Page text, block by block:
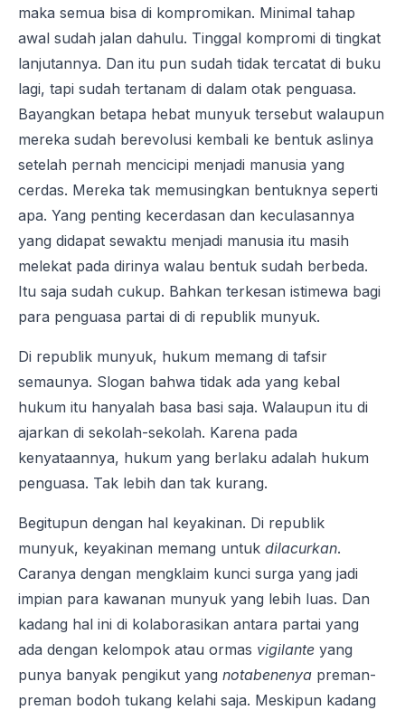
maka semua bisa di kompromikan. Minimal tahap
awal sudah jalan dahulu. Tinggal kompromi di tingkat
lanjutannya. Dan itu pun sudah tidak tercatat di buku
lagi, tapi sudah tertanam di dalam otak penguasa.
Bayangkan betapa hebat munyuk tersebut walaupun
mereka sudah berevolusi kembali ke bentuk aslinya
setelah pernah mencicipi menjadi manusia yang
cerdas. Mereka tak memusingkan bentuknya seperti
apa. Yang penting kecerdasan dan keculasannya
yang didapat sewaktu menjadi manusia itu masih
melekat pada dirinya walau bentuk sudah berbeda.
Itu saja sudah cukup. Bahkan terkesan istimewa bagi
para penguasa partai di di republik munyuk.
Di republik munyuk, hukum memang di tafsir
semaunya. Slogan bahwa tidak ada yang kebal
hukum itu hanyalah basa basi saja. Walaupun itu di
ajarkan di sekolah-sekolah. Karena pada
kenyataannya, hukum yang berlaku adalah hukum
penguasa. Tak lebih dan tak kurang.
Begitupun dengan hal keyakinan. Di republik
munyuk, keyakinan memang untuk dilacurkan.
Caranya dengan mengklaim kunci surga yang jadi
impian para kawanan munyuk yang lebih luas. Dan
kadang hal ini di kolaborasikan antara partai yang
ada dengan kelompok atau ormas vigilante yang
punya banyak pengikut yang notabenenya preman-
preman bodoh tukang kelahi saja. Meskipun kadang